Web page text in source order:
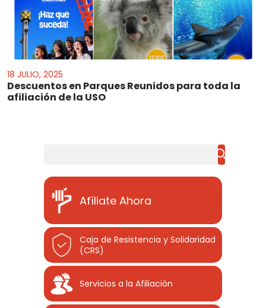
18 JULIO, 2025
Descuentos en Parques Reunidos para toda la
afiliación de la USO
Afíliate Ahora
Caja de Resistencia y Solidaridad
(CRS)
Servicios a la Afiliación